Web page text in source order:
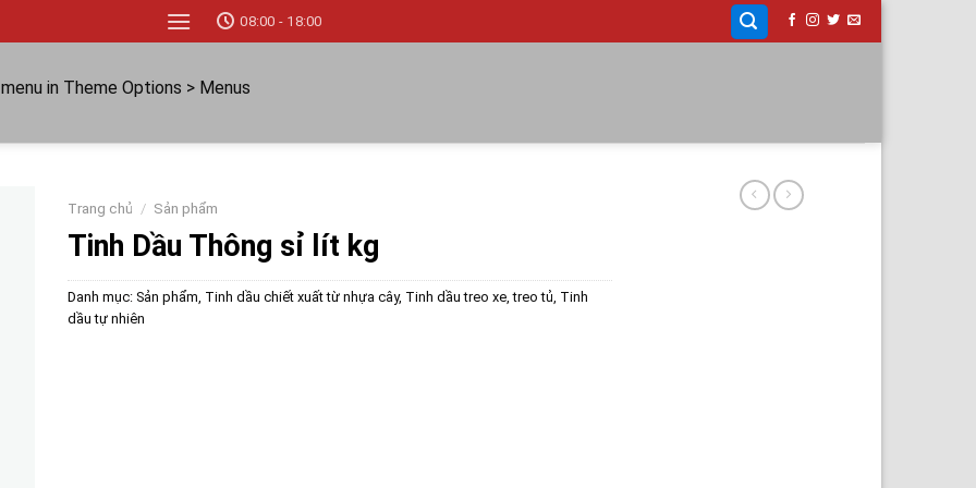
08:00 - 18:00
in Theme Options > Menus
Trang chủ / Sản phẩm
Tinh Dầu Thông sỉ lít kg
Danh mục:Sản phẩm, Tinh dầu chiết xuất từ nhựa cây, Tinh dầu treo xe, treo tủ, Tinh
dầu tự nhiên